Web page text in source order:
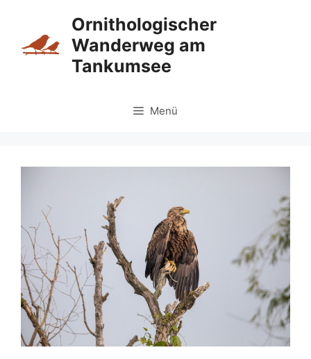
springen
Ornithologischer
Wanderweg am
Tankumsee
Menü